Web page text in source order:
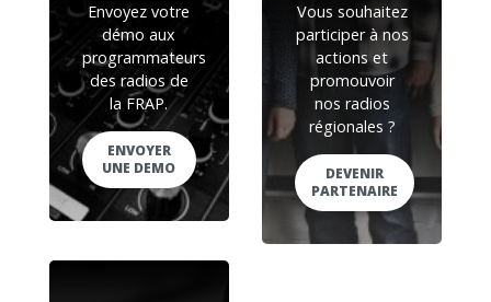
Envoyez votre
démo aux
programmateurs
des radios de
la FRAP.
ENVOYER
UNE DEMO
Vous souhaitez
participer à nos
actions et
promouvoir
nos radios
régionales ?
DEVENIR
PARTENAIRE